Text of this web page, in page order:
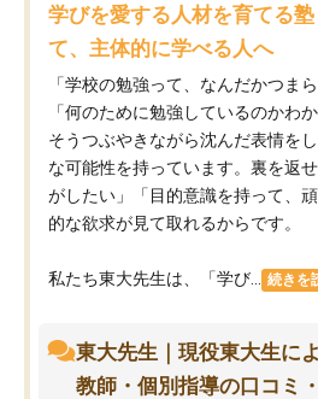
学びを愛する人材を育てる
て、主体的に学べる人へ
「学校の勉強って、なんだかつまら
「何のために勉強しているのかわか
そうつぶやきながら沈んだ表情を
な可能性を持っています。裏を返
がしたい」「目的意識を持って、
的な欲求が見て取れるからです。
私たち東大先生は、「学び... 続きを
東大先生｜現役東大生に
教師・個別指導の口コミ